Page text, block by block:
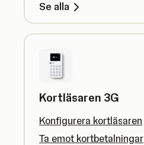
Se alla
Kortläsaren 3G
Konfigurera kortläsaren
Ta emot kortbetalningar